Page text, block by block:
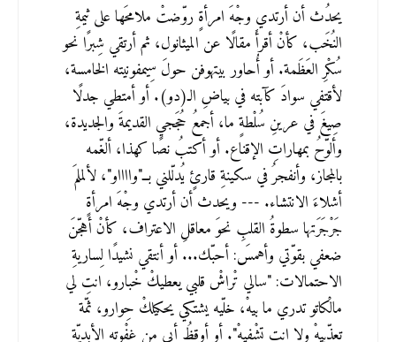
يحدُث أن أرتدي وجْهَ امرأةٍ روّضتْ ملامحَها على ثيمةِ
النُخَب، كأنْ أقرأَ مقالًا عن الميثانول، ثم أرتقي شِبرًا نحو
سُكْرِ العَظَمة. أو أُحاور بيتهوفن حولَ سِيمفونيته الخامسة،
لأقتفي سوادَ كآبته في بياضِ الـ(دو). أو أمتطي جدلًا
صِيغَ في عرينِ سُلْطةٍ ما، أجمعُ حُجَجي القديمةَ والجديدة،
وألوّحُ بمهاراتِ الإقناع. أو أكتبُ نصًا كهذا، ألغّمه
بالمجاز، وأنفجرُ في سكينةِ قارئٍ يُدلّلني بــ"وااااو"، لألملمَ
أشلاءَ الانتشاء. --- ويحدث أن أرتدي وجْهَ امرأةٍ
جَرْجَرَتها سطوةُ القلبِ نحوَ معاقلِ الاعتراف، كأنْ أهجّنَ
ضعفي بقوّتي وأهمسَ: أحبّك... أو أنتقي نشيدًا لِساريةِ
الاحتمالات: "سالي تْراشْ قلبي يعطيكْ خْبارو، انتِ لي
مالْكاتو تدري ما بيهْ، خلّيه يشتكي يحكيلكْ حِوارو، ثمّة
تعذّبيهْ ولا انتِ تشْفيهْ". أو أوقظُ أبي من غفْوتِه الأبديّة